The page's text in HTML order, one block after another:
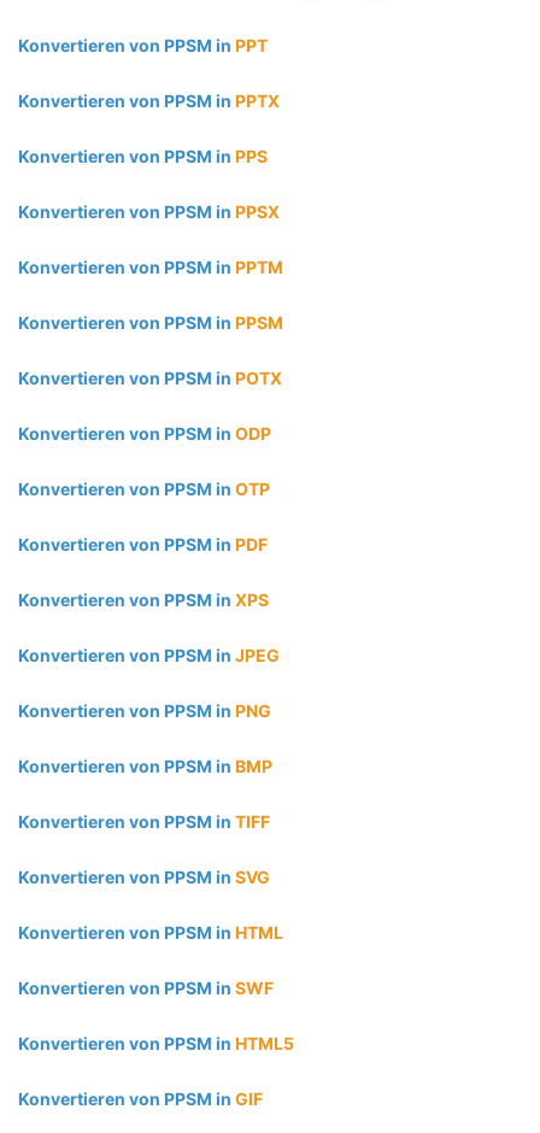
Konvertieren von PPSM in PPT
Konvertieren von PPSM in PPTX
Konvertieren von PPSM in PPS
Konvertieren von PPSM in PPSX
Konvertieren von PPSM in PPTM
Konvertieren von PPSM in PPSM
Konvertieren von PPSM in POTX
Konvertieren von PPSM in ODP
Konvertieren von PPSM in OTP
Konvertieren von PPSM in PDF
Konvertieren von PPSM in XPS
Konvertieren von PPSM in JPEG
Konvertieren von PPSM in PNG
Konvertieren von PPSM in BMP
Konvertieren von PPSM in TIFF
Konvertieren von PPSM in SVG
Konvertieren von PPSM in HTML
Konvertieren von PPSM in SWF
Konvertieren von PPSM in HTML5
Konvertieren von PPSM in GIF